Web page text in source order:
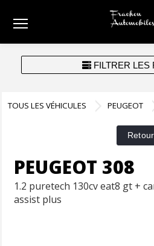
FILTRER LES
TOUS LES VÉHICULES PEUGEOT
PEUGEOT 308
1.2 puretech 130cv eat8 gt +
assist plus